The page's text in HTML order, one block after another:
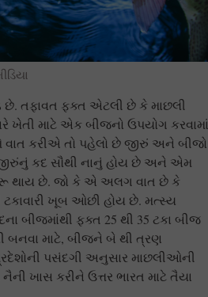
તફાવત ફક્ત એટલી છે કે માછલી
ખેતી માટે એક બીજનો ઉપયોગ કરવામાં
કરીએ તો પહેલો છે જીરું અને બીજો
કદ સૌથી નાનું હોય છે અને એમ
થાય છે. જો કે એ અલગ વાત છે કે
ટકાવારી ખૂબ ઓછી હોય છે. મત્સ્ય
બીજમાંથી ફક્ત 25 થી 35 ટકા બીજ
બનવા માટે, બીજને બે થી ત્રણ
પસંદગી અનુસાર માછલીઓની
ખાસ કરીને ઉત્તર ભારત માટે તૈયા